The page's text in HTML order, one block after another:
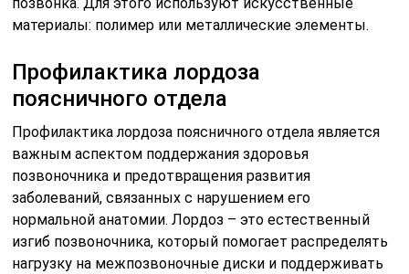
позвонка. Для этого используют искусственные
материалы: полимер или металлические элементы.
Профилактика лордоза
поясничного отдела
Профилактика лордоза поясничного отдела является
важным аспектом поддержания здоровья
позвоночника и предотвращения развития
заболеваний, связанных с нарушением его
нормальной анатомии. Лордоз – это естественный
изгиб позвоночника, который помогает распределять
нагрузку на межпозвоночные диски и поддерживать